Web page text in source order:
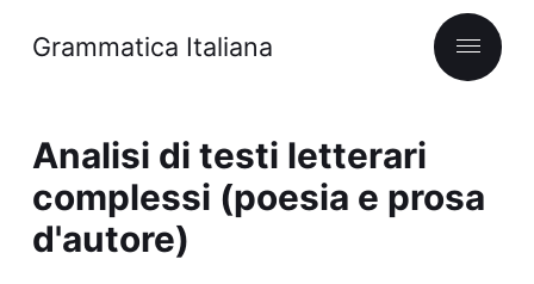
Grammatica Italiana
Analisi di testi letterari
complessi (poesia e prosa
d'autore)